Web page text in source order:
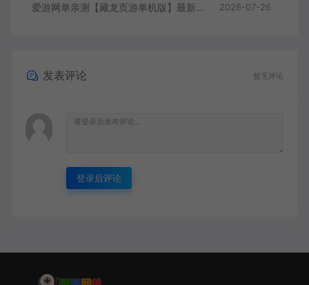
爱游网单亲测【藏龙页游单机版】最新整理怀旧页游免flash 带GM充值物品GM工具 解压一键启动 视频安装教学 2026-07-26
发表评论 暂无评论
登录后评论